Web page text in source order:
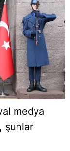
medya
şunlar